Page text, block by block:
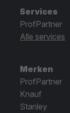
Services
ProfPartner
Alle services
Merken
ProfPartner
Knauf
Stanley